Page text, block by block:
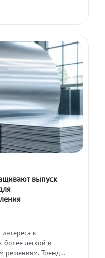
сети.
выпуск
к
лёгкой и
решениям. Тренд